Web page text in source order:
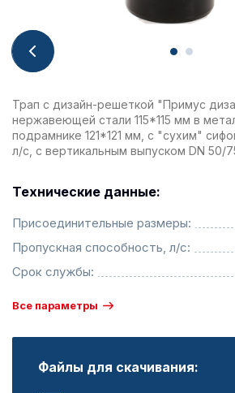
Трап с дизайн-решеткой "Примус
нержавеющей стали 115*115 мм в
подрамнике 121*121 мм, с "сухим"
л/с, с вертикальным выпуском DN 50/
Технические данные:
Присоединительные размеры:
Пропускная способность, л/с:
Срок службы:
Все параметры
Файлы для скачивания: